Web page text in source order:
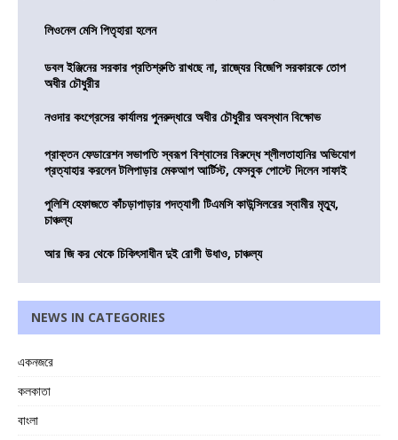
লিওনেল মেসি পিতৃহারা হলেন
ডবল ইঞ্জিনের সরকার প্রতিশ্রুতি রাখছে না, রাজ্যের বিজেপি সরকারকে তোপ
অধীর চৌধুরীর
নওদার কংগ্রেসের কার্যালয় পুনরুদ্ধারে অধীর চৌধুরীর অবস্থান বিক্ষোভ
প্রাক্তন ফেডারেশন সভাপতি স্বরূপ বিশ্বাসের বিরুদ্ধে শ্লীলতাহানির অভিযোগ
প্রত্যাহার করলেন টলিপাড়ার মেকআপ আর্টিস্ট, ফেসবুক পোস্টে দিলেন সাফাই
পুলিশি হেফাজতে কাঁচড়াপাড়ার পদত্যাগী টিএমসি কাউন্সিলরের স্বামীর মৃত্যু,
চাঞ্চল্য
আর জি কর থেকে চিকিৎসাধীন দুই রোগী উধাও, চাঞ্চল্য
NEWS IN CATEGORIES
একনজরে
কলকাতা
বাংলা